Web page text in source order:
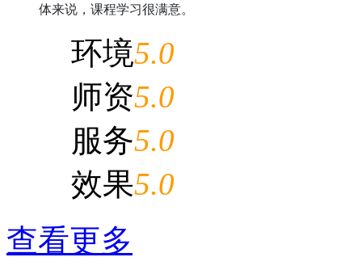
体来说，课程学习很满意。
环境5.0
师资5.0
服务5.0
效果5.0
查看更多